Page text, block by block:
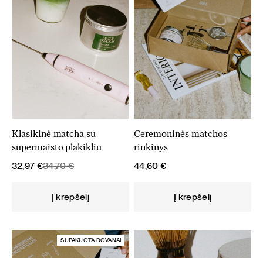
Klasikinė matcha su
supermaisto plakikliu
34,70€
Original
32,97 €
Current
Į krepšelį
Ceremoninės matchos
rinkinys
44,60 €
Į krepšelį
SUPAKUOTA DOVANAI